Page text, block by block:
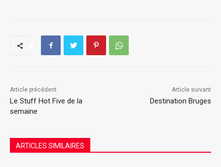
Article précédent
Le Stuff Hot Five de la
semaine
Article suivant
Destination Bruges
ARTICLES SIMILAIRES